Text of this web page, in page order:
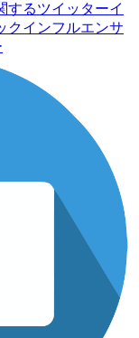
するツイッターイ
クインフルエンサ